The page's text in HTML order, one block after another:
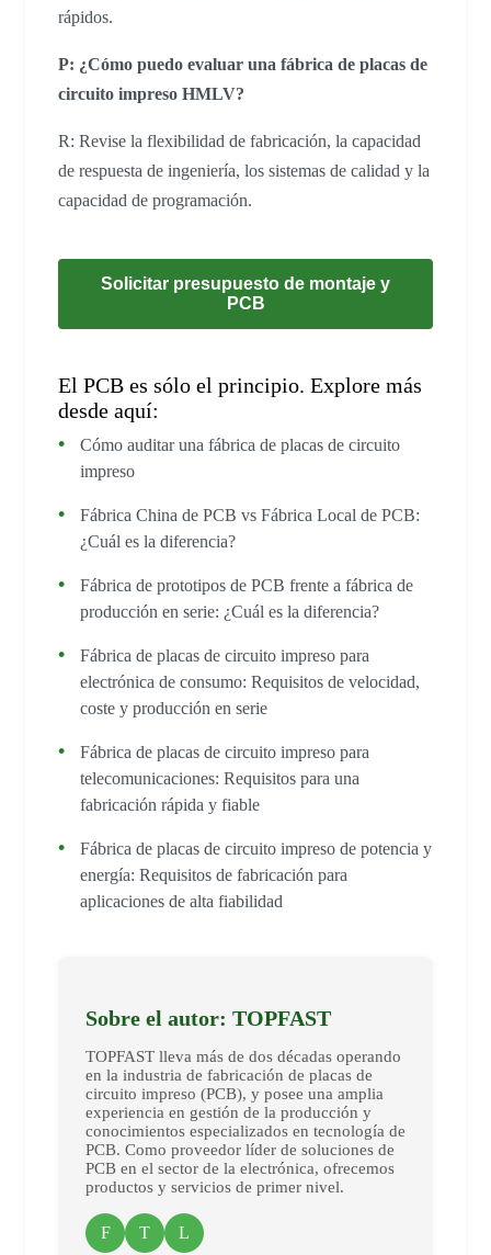
rápidos.
P: ¿Cómo puedo evaluar una fábrica de placas de
circuito impreso HMLV?
R: Revise la flexibilidad de fabricación, la capacidad
de respuesta de ingeniería, los sistemas de calidad y la
capacidad de programación.
Solicitar presupuesto de montaje y
PCB
El PCB es sólo el principio. Explore más
desde aquí:
Cómo auditar una fábrica de placas de circuito
impreso
Fábrica China de PCB vs Fábrica Local de PCB:
¿Cuál es la diferencia?
Fábrica de prototipos de PCB frente a fábrica de
producción en serie: ¿Cuál es la diferencia?
Fábrica de placas de circuito impreso para
electrónica de consumo: Requisitos de velocidad,
coste y producción en serie
Fábrica de placas de circuito impreso para
telecomunicaciones: Requisitos para una
fabricación rápida y fiable
Fábrica de placas de circuito impreso de potencia y
energía: Requisitos de fabricación para
aplicaciones de alta fiabilidad
Sobre el autor: TOPFAST
TOPFAST lleva más de dos décadas operando
en la industria de fabricación de placas de
circuito impreso (PCB), y posee una amplia
experiencia en gestión de la producción y
conocimientos especializados en tecnología de
PCB. Como proveedor líder de soluciones de
PCB en el sector de la electrónica, ofrecemos
productos y servicios de primer nivel.
F T L